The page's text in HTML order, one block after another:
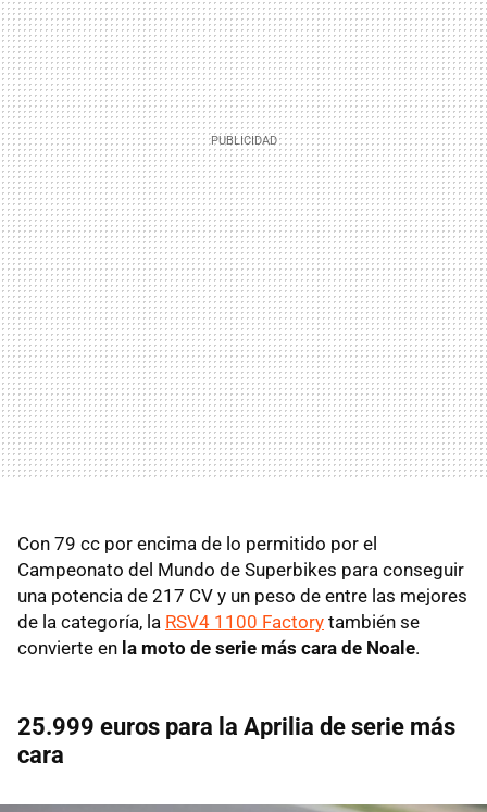
Con 79 cc por encima de lo permitido por el
Campeonato del Mundo de Superbikes para conseguir
una potencia de 217 CV y un peso de entre las mejores
de la categoría, la RSV4 1100 Factory también se
convierte en la moto de serie más cara de Noale.
25.999 euros para la Aprilia de serie más
cara